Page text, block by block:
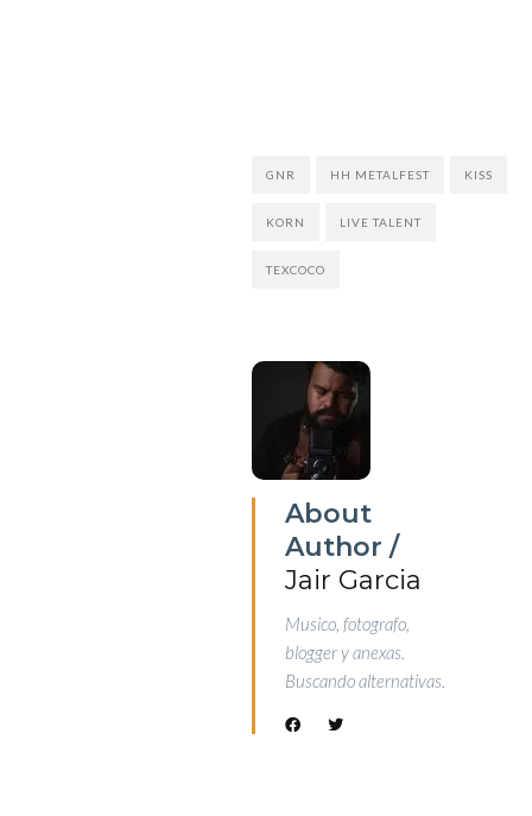
GNR HH METALFEST KISS
KORN LIVE TALENT
TEXCOCO
About
Author /
Jair Garcia
Musico, fotografo,
blogger y anexas.
Buscando alternativas.